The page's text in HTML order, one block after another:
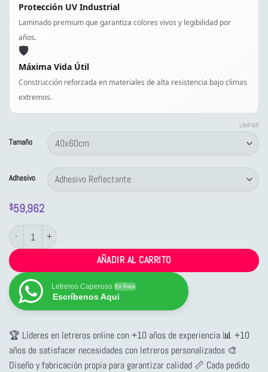
Protección UV Industrial
Laminado premium que garantiza colores vivos y legibilidad por
años.
🛡️
Máxima Vida Útil
Construcción reforzada en materiales de alta resistencia bajo climas
extremos.
Tamaño
Adhesivo
LIMPIAR
$59,962
Letrero Tránsito Altura Máxima 2.1 mt cantidad
AÑADIR AL CARRITO
Letreros Caperuso En línea
Escríbenos Aqui
🏆 Líderes en letreros online con +10 años de experiencia 📊 +10
años de satisfacer necesidades con letreros personalizados 🎨
Diseño y fabricación propia para garantizar calidad 📏 Cada pedido